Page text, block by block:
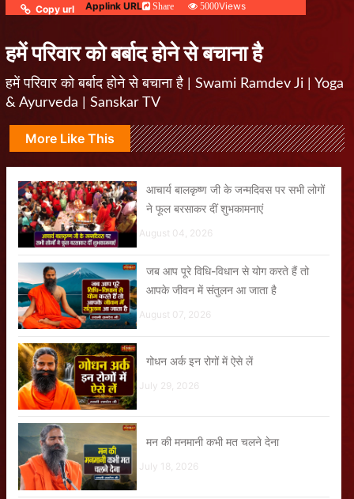
Copy url Applink URL Share 5000Views
हमें परिवार को बर्बाद होने से बचाना है
हमें परिवार को बर्बाद होने से बचाना है | Swami Ramdev Ji | Yoga
& Ayurveda | Sanskar TV
More Like This
आचार्य बालकृष्ण जी के जन्मदिवस पर सभी लोगों
ने फूल बरसाकर दीं शुभकामनाएं
August 04, 2026
जब आप पूरे विधि-विधान से योग करते हैं तो
आपके जीवन में संतुलन आ जाता है
August 07, 2026
गोधन अर्क इन रोगों में ऐसे लें
July 29, 2026
मन की मनमानी कभी मत चलने देना
July 18, 2026